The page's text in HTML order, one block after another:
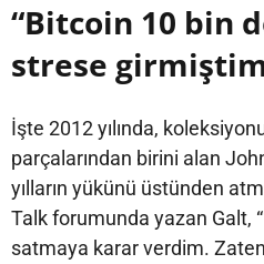
“Bitcoin 10 bin
strese
İşte 2012 yılında,
parçalarından birini alan
yılların yükünü üstünden
Talk forumunda yazan Galt,
satmaya karar verdim.